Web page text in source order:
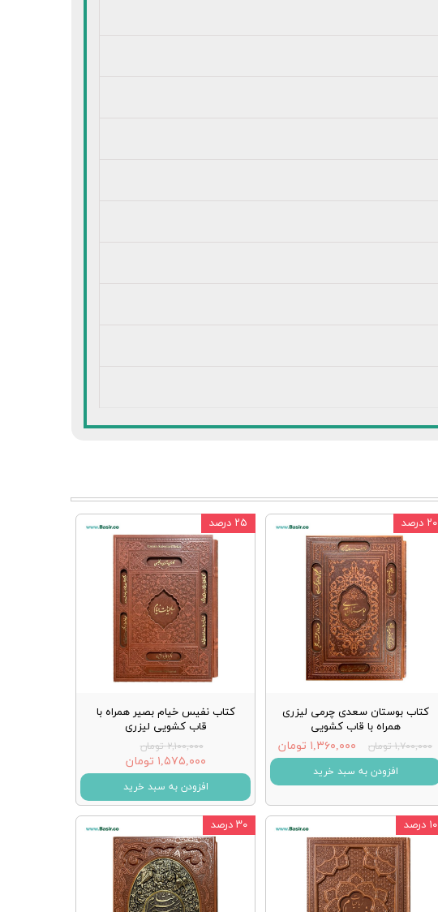
کتاب بوستان سعدی چرمی لیزری
همراه با قاب کشویی
۱,۷۰۰,۰۰۰ تومان ۱,۳۶۰,۰۰۰ تومان
افزودن به سبد خرید
۲۰ درصد
کتاب نفیس خیام بصیر همراه با
قاب کشویی لیزری
۲,۱۰۰,۰۰۰ تومان
۱,۵۷۵,۰۰۰ تومان
افزودن به سبد خرید
۲۵ درصد
۱۰ درصد ۳۰ درصد